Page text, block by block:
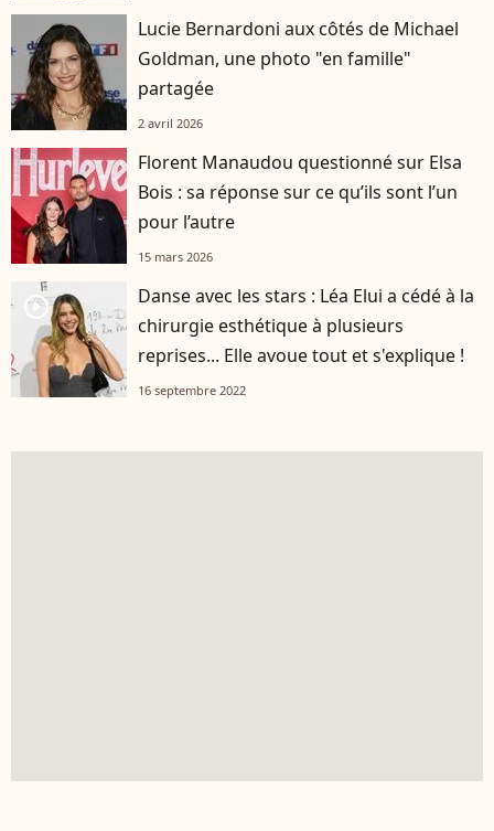
Lucie Bernardoni aux côtés de Michael
Goldman, une photo "en famille"
partagée
2 avril 2026
Florent Manaudou questionné sur Elsa
Bois : sa réponse sur ce qu’ils sont l’un
pour l’autre
15 mars 2026
player2
Danse avec les stars : Léa Elui a cédé à la
chirurgie esthétique à plusieurs
reprises... Elle avoue tout et s'explique !
16 septembre 2022